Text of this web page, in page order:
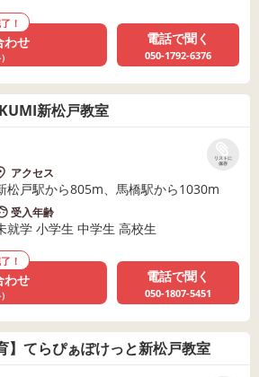
！
わせ 電話で聞く
050-1792-6376
新松戸教室
リストに
保存
アクセス
松戸駅から805m、馬橋駅から1030m
受入年齢
就学 小学生 中学生 高校生
！
わせ 電話で聞く
050-1807-5451
】てらぴぁぽけっと新松戸教室